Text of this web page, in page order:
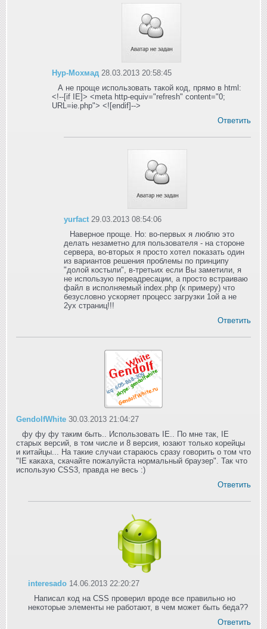
Нур-Мохмад 28.03.2013 20:58:45
А не проще использовать такой код, прямо в html:
<!--[if IE]> <meta http-equiv="refresh" content="0;
URL=ie.php"> <![endif]-->
Ответить
yurfact 29.03.2013 08:54:06
Наверное проще. Но: во-первых я люблю это
делать незаметно для пользователя - на стороне
сервера, во-вторых я просто хотел показать один
из вариантов решения проблемы по принципу
"долой костыли", в-третьих если Вы заметили, я
не использую переадресации, а просто встраиваю
файл в исполняемый index.php (к примеру) что
безусловно ускоряет процесс загрузки 1ой а не
2ух страниц!!!
Ответить
GendolfWhite 30.03.2013 21:04:27
фу фу фу таким быть.. Использовать IE.. По мне так, IE
старых версий, в том числе и 8 версия, юзают только корейцы
и китайцы... На такие случаи стараюсь сразу говорить о том что
"IE какаха, скачайте пожалуйста нормальный браузер". Так что
использую CSS3, правда не весь :)
Ответить
interesado 14.06.2013 22:20:27
Написал код на CSS проверил вроде все правильно но
некоторые элементы не работают, в чем может быть беда??
Ответить